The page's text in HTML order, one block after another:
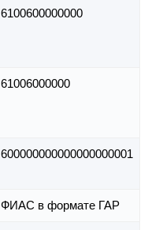
6100600000000
61006000000
600000000000000000001
ФИАС в формате ГАР